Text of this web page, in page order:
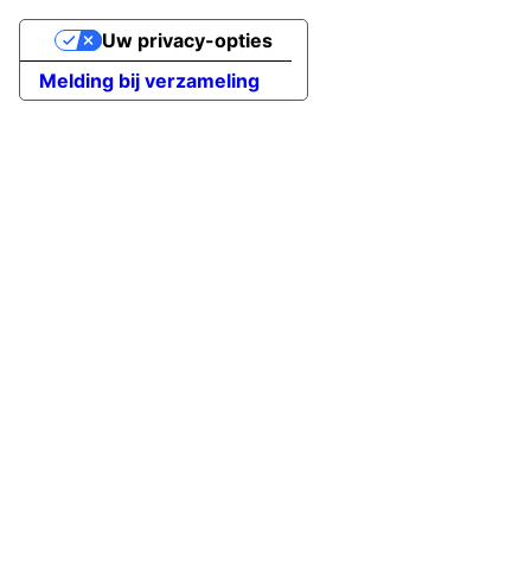
Melding bij verzameling
Uw privacy-opties